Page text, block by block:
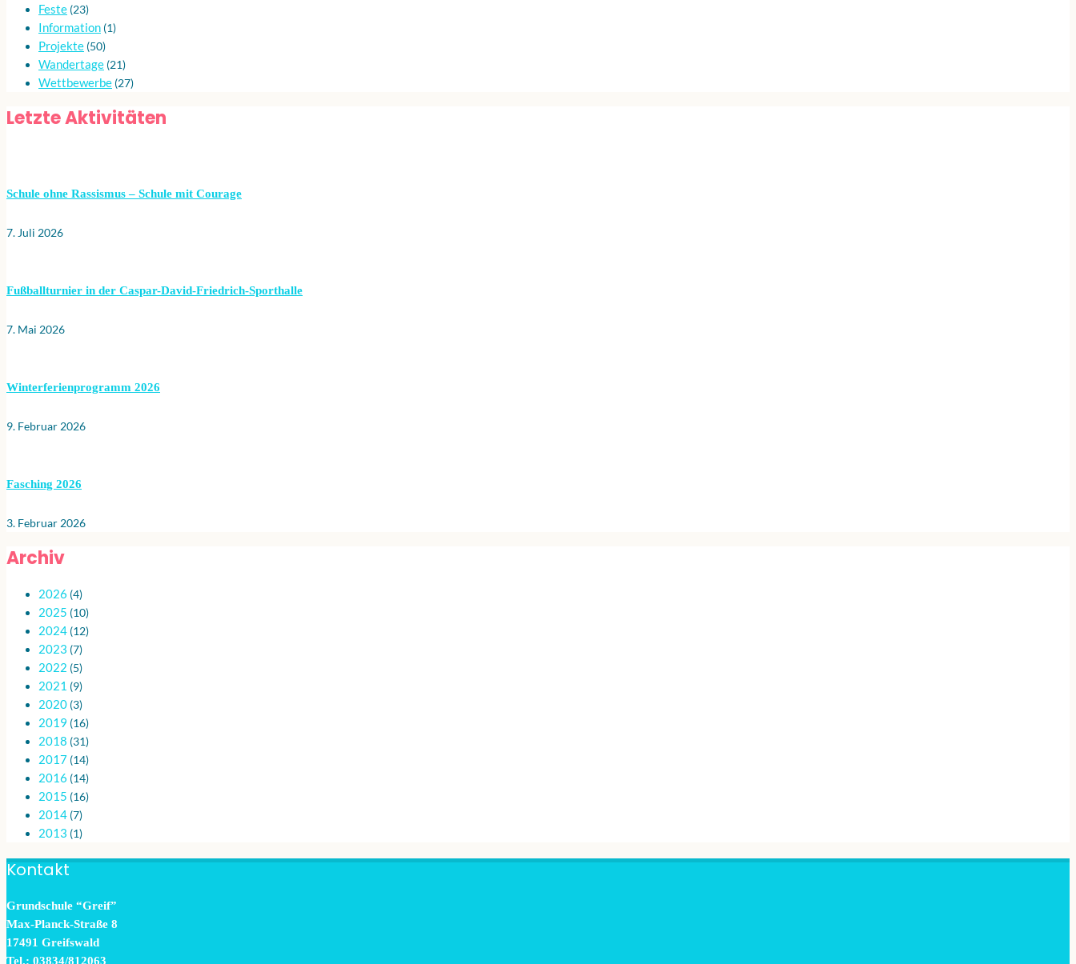
Feste (23)
Information (1)
Projekte (50)
Wandertage (21)
Wettbewerbe (27)
Letzte Aktivitäten
Schule ohne Rassismus – Schule mit Courage
7. Juli 2026
Fußballturnier in der Caspar-David-Friedrich-Sporthalle
7. Mai 2026
Winterferienprogramm 2026
9. Februar 2026
Fasching 2026
3. Februar 2026
Archiv
2026 (4)
2025 (10)
2024 (12)
2023 (7)
2022 (5)
2021 (9)
2020 (3)
2019 (16)
2018 (31)
2017 (14)
2016 (14)
2015 (16)
2014 (7)
2013 (1)
Kontakt
Grundschule “Greif”
Max-Planck-Straße 8
17491 Greifswald
Tel.: 03834/812063